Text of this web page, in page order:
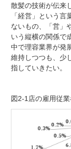
散髪の技術が伝来
「経営」という
ないもの、「営」
いう縦横の関係で
中で理容業界が発
維持しつつも、少
指していきたい。
図2-1店の雇用従